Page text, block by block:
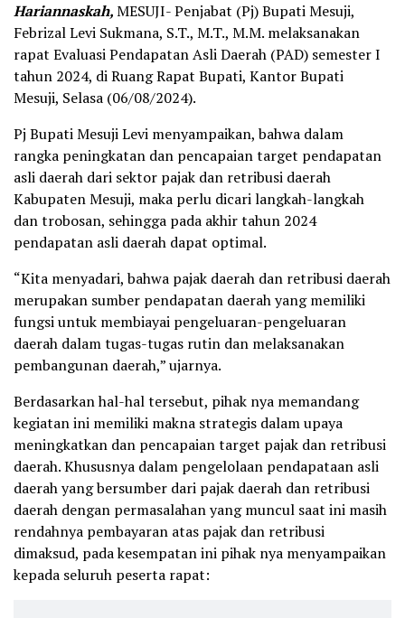
Hariannaskah,MESUJI- Penjabat (Pj) Bupati Mesuji,
Febrizal Levi Sukmana, S.T., M.T., M.M. melaksanakan
rapat Evaluasi Pendapatan Asli Daerah (PAD) semester I
tahun 2024, di Ruang Rapat Bupati, Kantor Bupati
Mesuji, Selasa (06/08/2024).
Pj Bupati Mesuji Levi menyampaikan, bahwa dalam
rangka peningkatan dan pencapaian target pendapatan
asli daerah dari sektor pajak dan retribusi daerah
Kabupaten Mesuji, maka perlu dicari langkah-langkah
dan trobosan, sehingga pada akhir tahun 2024
pendapatan asli daerah dapat optimal.
“Kita menyadari, bahwa pajak daerah dan retribusi daerah
merupakan sumber pendapatan daerah yang memiliki
fungsi untuk membiayai pengeluaran-pengeluaran
daerah dalam tugas-tugas rutin dan melaksanakan
pembangunan daerah,” ujarnya.
Berdasarkan hal-hal tersebut, pihak nya memandang
kegiatan ini memiliki makna strategis dalam upaya
meningkatkan dan pencapaian target pajak dan retribusi
daerah. Khususnya dalam pengelolaan pendapataan asli
daerah yang bersumber dari pajak daerah dan retribusi
daerah dengan permasalahan yang muncul saat ini masih
rendahnya pembayaran atas pajak dan retribusi
dimaksud, pada kesempatan ini pihak nya menyampaikan
kepada seluruh peserta rapat: